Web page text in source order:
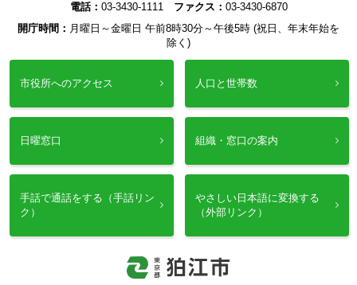
電話： 03-3430-1111 ファクス： 03-3430-6870
開庁時間： 月曜日～金曜日 午前8時30分～午後5時 (祝日、年末年始を
除く)
市役所へのアクセス 人口と世帯数
日曜窓口 組織・窓口の案内
手話で通話をする（手話リン
ク）
やさしい日本語に変換する
（外部リンク）